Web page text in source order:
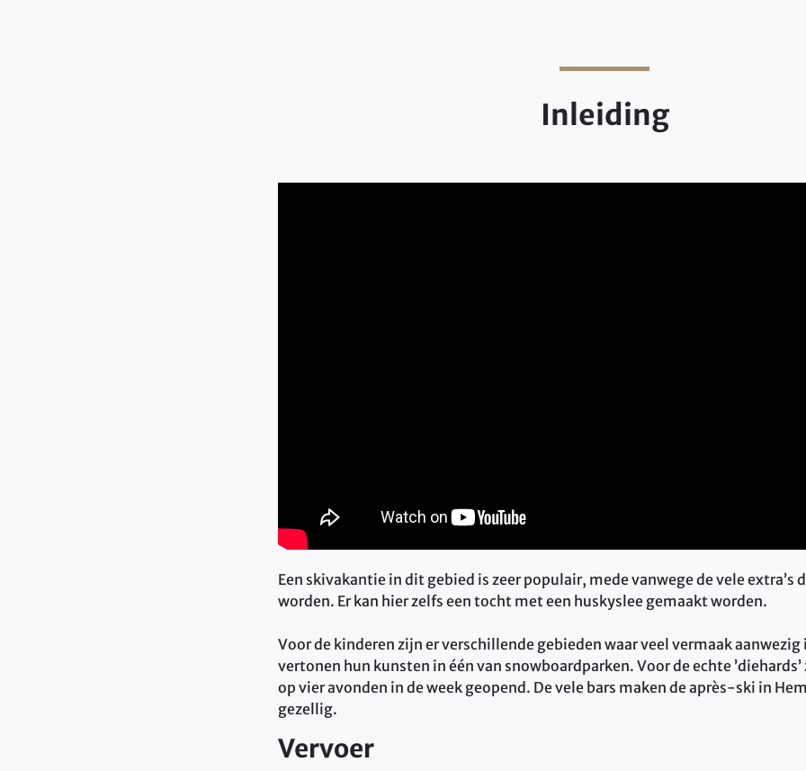
Inleiding
Een skivakantie in dit gebied is zeer populair, mede vanwege de vele extra’s
worden. Er kan hier zelfs een tocht met een huskyslee gemaakt worden.
Voor de kinderen zijn er verschillende gebieden waar veel vermaak aanwezig
vertonen hun kunsten in één van snowboardparken. Voor de echte
op vier avonden in de week geopend. De vele bars maken de après-ski in
gezellig.
Vervoer